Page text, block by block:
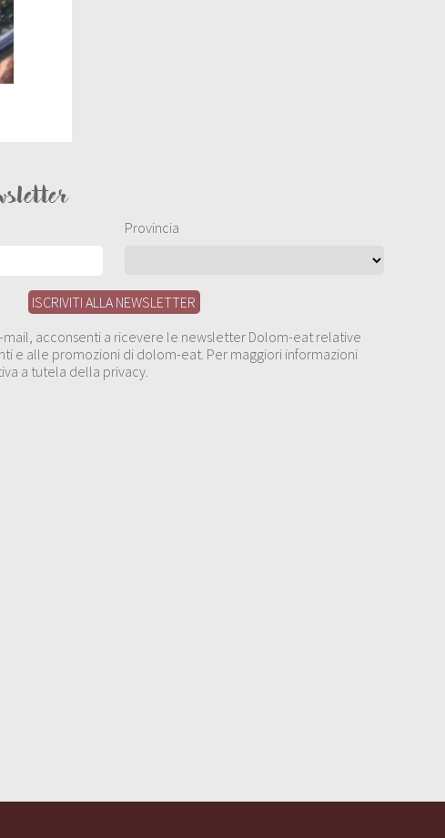
Provincia
mail, acconsenti a ricevere le newsletter Dolom-eat relative
e alle promozioni di dolom-eat. Per maggiori informazioni
a tutela della privacy.